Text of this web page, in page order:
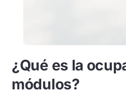
¿Qué es la
módulos?